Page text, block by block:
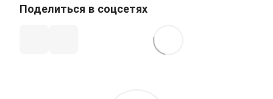
Поделиться в соцсетях